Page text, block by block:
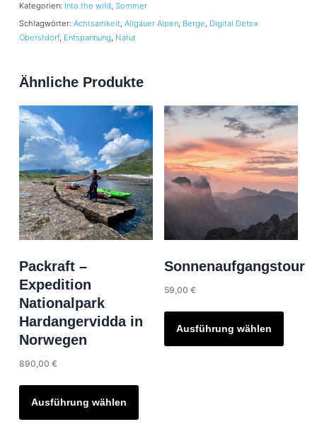
Kategorien: Into the wild, Sommer
Schlagwörter: Achtsamkeit, Allgäuer Alpen, Berge, Digital Detox
Oberstdorf, Entspannung, Natur
Ähnliche Produkte
Packraft –
Expedition
Nationalpark
Hardangervidda in
Norwegen
890,00 €
Ausführung wählen
Dieses
weist
Sonnenaufgangstour
59,00 €
Ausführung wählen
Dieses
weist